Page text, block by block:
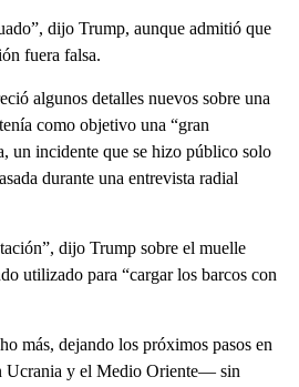
dijo Trump, aunque admitió que
fuera falsa.
algunos detalles nuevos sobre una
como objetivo una “gran
un incidente que se hizo público solo
durante una entrevista radial
dijo Trump sobre el muelle
utilizado para “cargar los barcos con
más, dejando los próximos pasos en
Ucrania y el Medio Oriente— sin